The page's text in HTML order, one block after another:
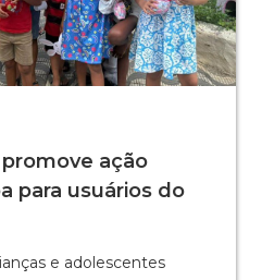
ação
para usuários do
e adolescentes